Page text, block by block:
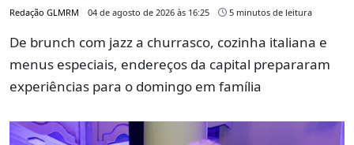
Redação GLMRM 04 de agosto de 2026 às 16:25 5 minutos de leitura
De brunch com jazz a churrasco, cozinha italiana e
menus especiais, endereços da capital prepararam
experiências para o domingo em família